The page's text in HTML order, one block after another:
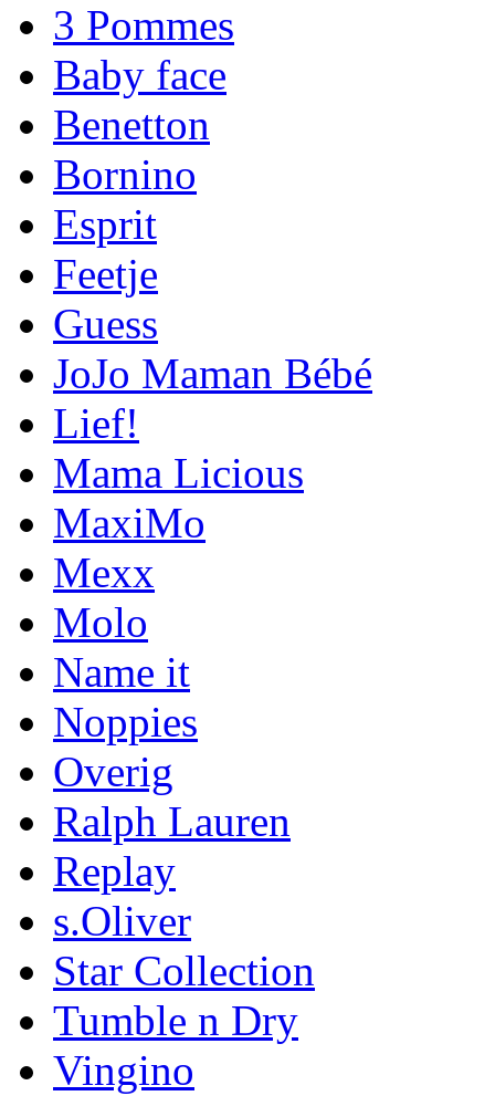
3 Pommes
Baby face
Benetton
Bornino
Esprit
Feetje
Guess
JoJo Maman Bébé
Lief!
Mama Licious
MaxiMo
Mexx
Molo
Name it
Noppies
Overig
Ralph Lauren
Replay
s.Oliver
Star Collection
Tumble n Dry
Vingino